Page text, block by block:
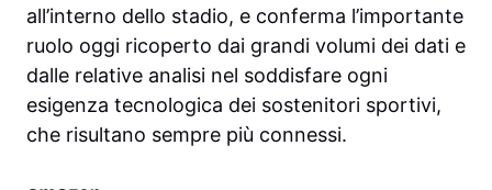
all’interno dello stadio, e conferma l’importante
ruolo oggi ricoperto dai grandi volumi dei dati e
dalle relative analisi nel soddisfare ogni
esigenza tecnologica dei sostenitori sportivi,
che risultano sempre più connessi.